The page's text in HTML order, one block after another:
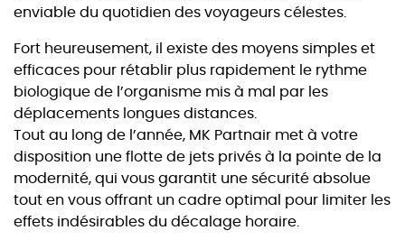
enviable du quotidien des voyageurs célestes.
Fort heureusement, il existe des moyens simples et
efficaces pour rétablir plus rapidement le rythme
biologique de l’organisme mis à mal par les
déplacements longues distances.
Tout au long de l’année, MK Partnair met à votre
disposition une flotte de jets privés à la pointe de la
modernité, qui vous garantit une sécurité absolue
tout en vous offrant un cadre optimal pour limiter les
effets indésirables du décalage horaire.